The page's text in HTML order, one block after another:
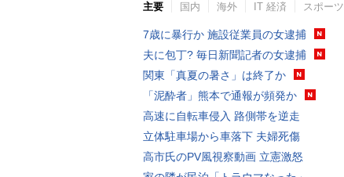
主要 国内 海外 IT 経済 スポーツ
7歳に暴行か 施設従業員の女逮捕
夫に包丁? 毎日新聞記者の女逮捕
関東「真夏の暑さ」は終了か
「泥酔者」熊本で通報が頻発か
高速に自転車侵入 路側帯を逆走
立体駐車場から車落下 夫婦死傷
高市氏のPV風視察動画 立憲激怒